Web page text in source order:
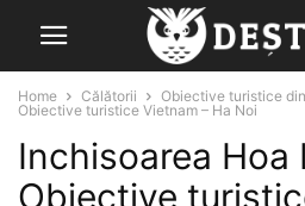
Home Călătorii Obiective turistice
Obiective turistice Vietnam – Ha Noi
Inchisoarea Hoa
Obiective